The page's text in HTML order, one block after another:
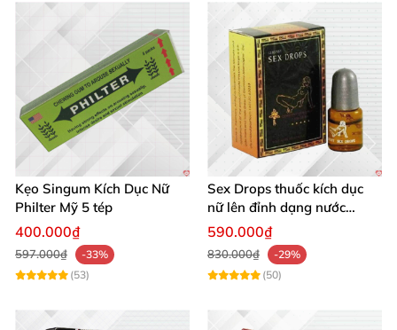
Kẹo Singum Kích Dục Nữ
Philter Mỹ 5 tép
400.000₫
597.000₫
-33%
(53)
Sex Drops thuốc kích dục
nữ lên đỉnh dạng nước
không mùi cực mạnh
590.000₫
830.000₫
-29%
(50)